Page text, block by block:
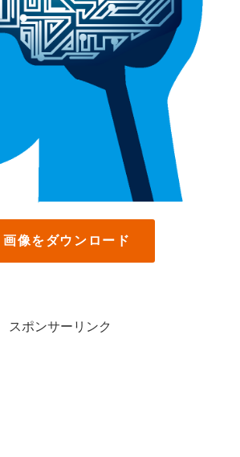
画像をダウンロード
スポンサーリンク